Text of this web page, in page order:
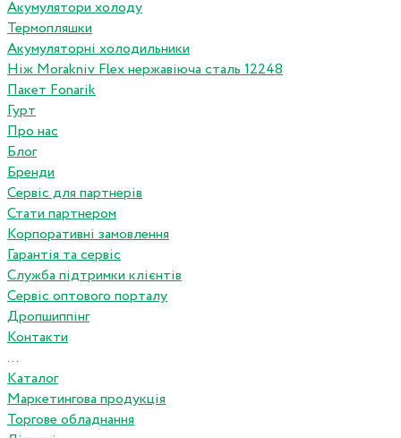
Акумулятори холоду
Термопляшки
Акумуляторні холодильники
Ніж Morakniv Flex нержавіюча сталь 12248
Пакет Fonarik
Гурт
Про нас
Блог
Бренди
Сервіс для партнерів
Стати партнером
Корпоративні замовлення
Гарантія та сервіс
Служба підтримки клієнтів
Сервіс оптового порталу
Дропшиппінг
Контакти
...
Каталог
Маркетингова продукція
Торгове обладнання